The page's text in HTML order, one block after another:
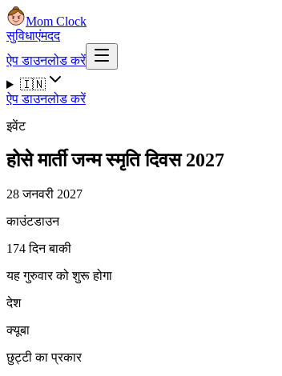
Mom Clock
सुविधाएंमदद
ऐप डाउनलोड करें
🇮🇳
ऐप डाउनलोड करें
इवेंट
होसे मार्ती जन्म स्मृति दिवस 2027
28 जनवरी 2027
काउंटडाउन
174 दिन बाकी
यह गुरुवार को शुरू होगा
देश
क्यूबा
छुट्टी का प्रकार